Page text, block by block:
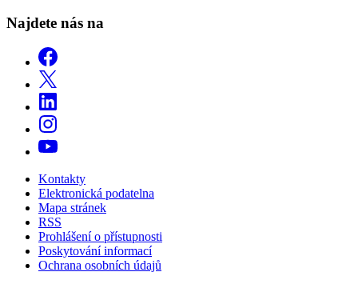
Najdete nás na
Kontakty
Elektronická podatelna
Mapa stránek
RSS
Prohlášení o přístupnosti
Poskytování informací
Ochrana osobních údajů